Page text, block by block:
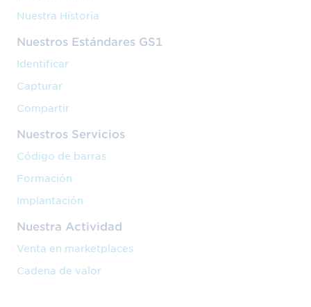
Nuestra Historia
Nuestros Estándares GS1
Identificar
Capturar
Compartir
Nuestros Servicios
Código de barras
Formación
Implantación
Nuestra Actividad
Venta en marketplaces
Cadena de valor